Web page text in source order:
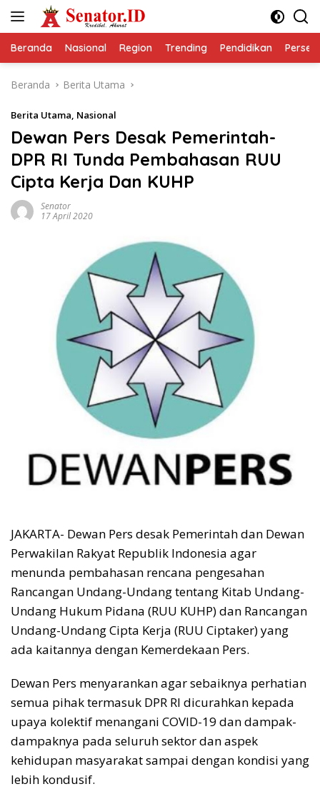
Beranda Nasional Region Trending Pendidikan
Beranda Berita Utama
Berita Utama, Nasional
Dewan Pers Desak Pemerintah-
DPR RI Tunda Pembahasan RUU
Cipta Kerja Dan KUHP
Senator
17 April 2020
JAKARTA- Dewan Pers desak Pemerintah dan Dewan
Perwakilan Rakyat Republik Indonesia agar
menunda pembahasan rencana pengesahan
Rancangan Undang-Undang tentang Kitab Undang-
Undang Hukum Pidana (RUU KUHP) dan Rancangan
Undang-Undang Cipta Kerja (RUU Ciptaker) yang
ada kaitannya dengan Kemerdekaan Pers.
Dewan Pers menyarankan agar sebaiknya perhatian
semua pihak termasuk DPR RI dicurahkan kepada
upaya kolektif menangani COVID-19 dan dampak-
dampaknya pada seluruh sektor dan aspek
kehidupan masyarakat sampai dengan kondisi yang
lebih kondusif.